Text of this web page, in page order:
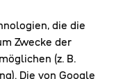
die die
Zwecke der
(z. B.
Die von Google